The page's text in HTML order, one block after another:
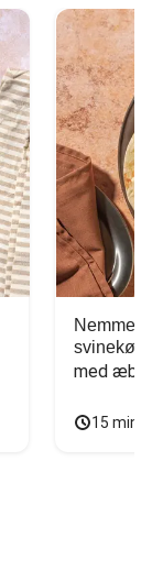
Nemme
svinekød
med
15